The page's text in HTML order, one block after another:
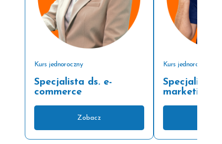
Kurs jednoroczny
Specjalista ds. e-
commerce
Zobacz
Kurs jednoroczny
Specjalista
marketingu